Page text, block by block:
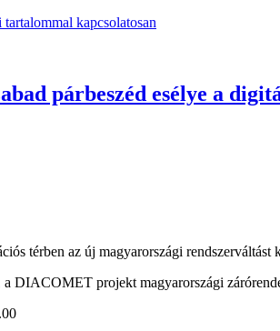
kapcsolatosan
párbeszéd esélye a
térben az új magyarországi rendszerváltást
DIACOMET projekt magyarországi